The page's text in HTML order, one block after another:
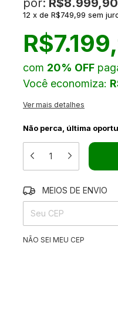
por: R$8.999,90
12 x de R$749,99 sem
com 20% OFF
Você economiza:
Ver mais detalhes
Não perca, última
ENTREGAS PARA O CEP:
MEIOS DE ENVIO
NÃO SEI MEU CEP